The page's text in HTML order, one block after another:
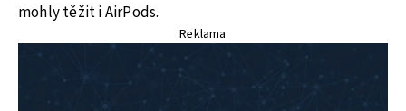
mohly těžit i AirPods.
Reklama